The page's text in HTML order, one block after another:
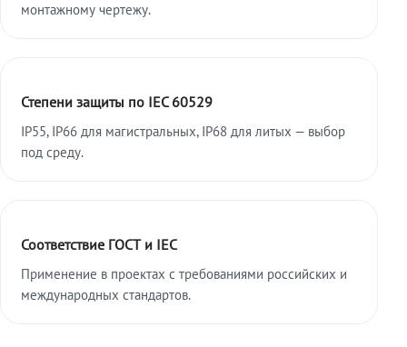
монтажному чертежу.
Степени защиты по IEC 60529
IP55, IP66 для магистральных, IP68 для литых — выбор
под среду.
Соответствие ГОСТ и IEC
Применение в проектах с требованиями российских и
международных стандартов.